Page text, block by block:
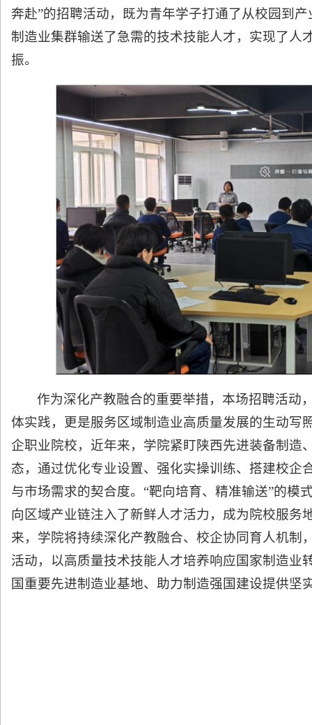
奔赴”的招聘活动，既为青年学子打通了从校园到
制造业集群输送了急需的技术技能人才，实现了人
振。
作为深化产教融合的重要举措，本场招聘活动
体实践，更是服务区域制造业高质量发展的生动写
企职业院校，近年来，学院紧盯陕西先进装备制造
态，通过优化专业设置、强化实操训练、搭建校企
与市场需求的契合度。“靶向培育、精准输送”的模
向区域产业链注入了新鲜人才活力，成为院校服务
来，学院将持续深化产教融合、校企协同育人机制
活动，以高质量技术技能人才培养响应国家制造业
国重要先进制造业基地、助力制造强国建设提供坚